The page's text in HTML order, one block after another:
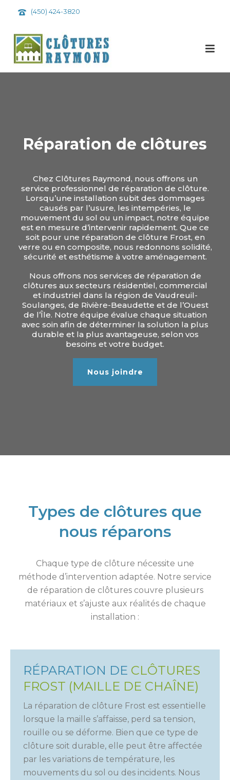
(450) 424-3820
Réparation de clôtures
Chez Clôtures Raymond, nous offrons un
service professionnel de réparation de clôture.
Lorsqu’une installation subit des dommages
causés par l’usure, les intempéries, le
mouvement du sol ou un impact, notre équipe
est en mesure d’intervenir rapidement. Que ce
soit pour une réparation de clôture Frost, en
verre ou en composite, nous redonnons solidité,
sécurité et esthétisme à votre aménagement.
Nous offrons nos services de réparation de
clôtures aux secteurs résidentiel, commercial
et industriel dans la région de Vaudreuil-
Soulanges, de Rivière-Beaudette et de l’Ouest
de l’Île. Notre équipe évalue chaque situation
avec soin afin de déterminer la solution la plus
durable et la plus avantageuse, selon vos
besoins et votre budget.
Nous joindre
Types de clôtures que
nous réparons
Chaque type de clôture nécessite une
méthode d’intervention adaptée. Notre service
de réparation de clôtures couvre plusieurs
matériaux et s’ajuste aux réalités de chaque
installation :
RÉPARATION DE CLÔTURES
FROST (MAILLE DE CHAÎNE)
La réparation de clôture Frost est essentielle
lorsque la maille s’affaisse, perd sa tension,
rouille ou se déforme. Bien que ce type de
clôture soit durable, elle peut être affectée
par les variations de température, les
mouvements du sol ou des incidents. Nous